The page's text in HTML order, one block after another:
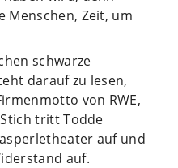
Menschen, Zeit, um
schwarze
darauf zu lesen,
von RWE,
tritt Todde
auf und
auf.